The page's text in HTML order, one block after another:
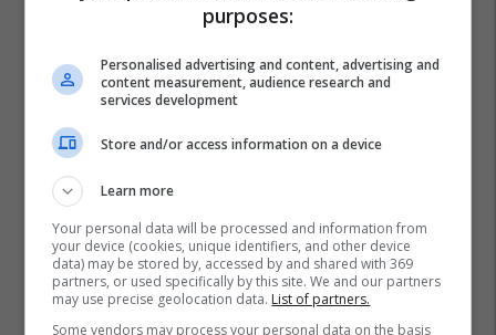
Mimoza Kusari-Lila
purposes:
Personalised advertising and content, advertising and
content measurement, audience research and
services development
Store and/or access information on a device
Learn more
Your personal data will be processed and information from
your device (cookies, unique identifiers, and other device
data) may be stored by, accessed by and shared with 369
partners, or used specifically by this site. We and our partners
may use precise geolocation data. List of partners.
Some vendors may process your personal data on the basis